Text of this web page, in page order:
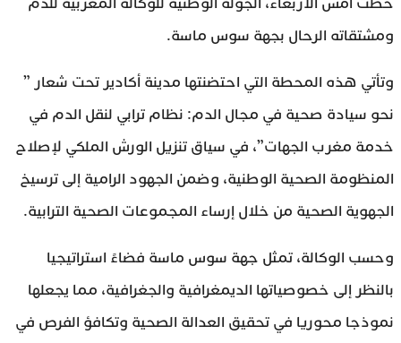
ومشتقاته الرحال بجهة سوس ماسة.
وتأتي هذه المحطة التي احتضنتها مدينة أكادير تحت شعار ”
نحو سيادة صحية في مجال الدم: نظام ترابي لنقل الدم في
خدمة مغرب الجهات”، في سياق تنزيل الورش الملكي لإصلاح
المنظومة الصحية الوطنية، وضمن الجهود الرامية إلى ترسيخ
الجهوية الصحية من خلال إرساء المجموعات الصحية الترابية.
وحسب الوكالة، تمثل جهة سوس ماسة فضاءً استراتيجيا
بالنظر إلى خصوصياتها الديمغرافية والجغرافية، مما يجعلها
نموذجا محوريا في تحقيق العدالة الصحية وتكافؤ الفرص في